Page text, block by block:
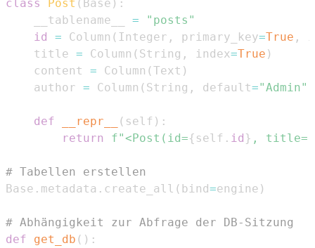
class Post ( Base ) :
    __tablename__
=
"posts"
id
= Column ( Integer , primary_key=True ,
    title
= Column ( String , index=True )
    content
= Column (Text )
    author
= Column ( String , default="Admin"
def __repr__ ( self ) :
return
f"<Post(id={ self . id } , title='
# Tabellen erstellen
Base . metadata . create_all ( bind=engine )
# Abhängigkeit zur Abfrage der DB-Sitzung
def
get_db ( ) :